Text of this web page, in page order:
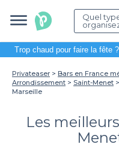
Quel
Trop chaud pour faire la fête ?
Privateaser Bars en France
Arrondissement
Saint-Menet
Marseille
Les